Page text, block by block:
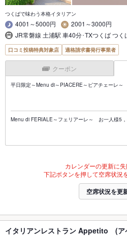
つくばで味わう本格イタリアン
4001～5000円
2001～3000円
JR常磐線 土浦駅 車40分･TXつくば つ
口コミ投稿特典対象店 適格請求書発行事業者
クーポン
平日限定～Menu di～PIACERE～ピアチェーレ
Menu di FERIALE～フェリアーレ～ お一人様5
カレンダーの更新に失
下記ボタンを押して空席状況
空席状況を更
イタリアンレストラン Appetito (ア